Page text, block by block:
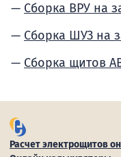
Сборка ВРУ на
Сборка ШУЗ на
Сборка щитов
Расчет электрощитов